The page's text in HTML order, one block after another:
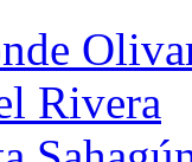
Rivera